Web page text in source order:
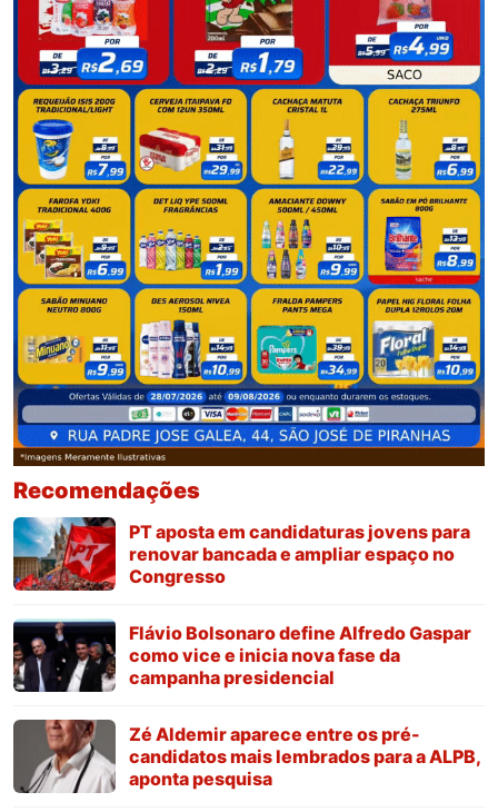
Recomendações
PT aposta em candidaturas jovens para
renovar bancada e ampliar espaço no
Congresso
Flávio Bolsonaro define Alfredo Gaspar
como vice e inicia nova fase da
campanha presidencial
Zé Aldemir aparece entre os pré-
candidatos mais lembrados para a ALPB,
aponta pesquisa